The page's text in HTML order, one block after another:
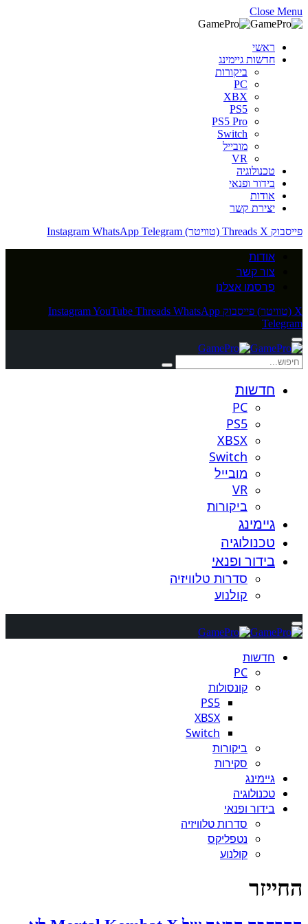
Close Menu
ראשי
חדשות גיימינג
ביקורות
PC
XBX
PS5
PS5 Pro
Switch
מובייל
VR
טכנולוגיה
בידור ופנאי
אודות
יצירת קשר
פייסבוק
Threads X (טוויטר) Instagram WhatsApp Telegram
אודות
צור קשר
פרסמו אצלנו
X (טוויטר) פייסבוק InstagramYouTube Threads WhatsApp
Telegram
חדשות
PC
PS5
XBSX
Switch
מובייל
VR
ביקורות
גיימינג
טכנולוגיה
בידור ופנאי
סדרות טלוויזיה
קולנוע
חדשות
PC
קונסולות
PS5
XBSX
Switch
ביקורות
סקירות
גיימינג
טכנולוגיה
בידור ופנאי
סדרות טלוויזיה
נטפליקס
קולנוע
החייזר